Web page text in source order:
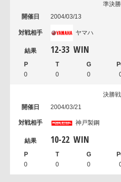
準決勝
2004/03/13
ヤマハ
12-33 WIN
0 0 0
決勝戦
2004/03/21
神戸製鋼
10-22 WIN
0 0 0